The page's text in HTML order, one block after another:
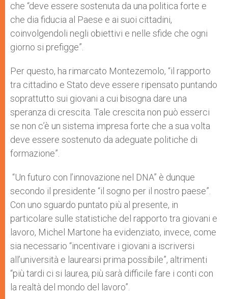
che “deve essere sostenuta da una politica forte e
che dia fiducia al Paese e ai suoi cittadini,
coinvolgendoli negli obiettivi e nelle sfide che ogni
giorno si prefigge”.
Per questo, ha rimarcato Montezemolo, “il rapporto
tra cittadino e Stato deve essere ripensato puntando
soprattutto sui giovani a cui bisogna dare una
speranza di crescita. Tale crescita non può esserci
se non c’è un sistema impresa forte che a sua volta
deve essere sostenuto da adeguate politiche di
formazione”.
“Un futuro con l’innovazione nel DNA” è dunque
secondo il presidente “il sogno per il nostro paese”.
Con uno sguardo puntato più al presente, in
particolare sulle statistiche del rapporto tra giovani e
lavoro, Michel Martone ha evidenziato, invece, come
sia necessario “incentivare i giovani a iscriversi
all’università e laurearsi prima possibile”, altrimenti
“più tardi ci si laurea, più sarà difficile fare i conti con
la realtà del mondo del lavoro”.